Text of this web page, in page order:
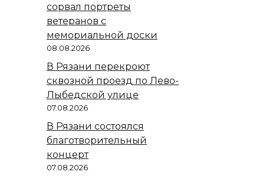
сорвал портреты
ветеранов с
мемориальной доски
08.08.2026
В Рязани перекроют
сквозной проезд по Лево-
Лыбедской улице
07.08.2026
В Рязани состоялся
благотворительный
концерт
07.08.2026